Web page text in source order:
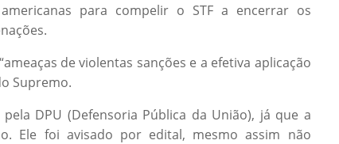
para compelir o STF a encerrar os
de violentas sanções e a efetiva aplicação
Supremo.
DPU (Defensoria Pública da União), já que a
Ele foi avisado por edital, mesmo assim não